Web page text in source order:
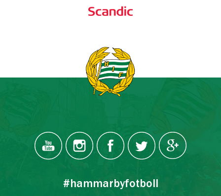
#hammarbyfotboll